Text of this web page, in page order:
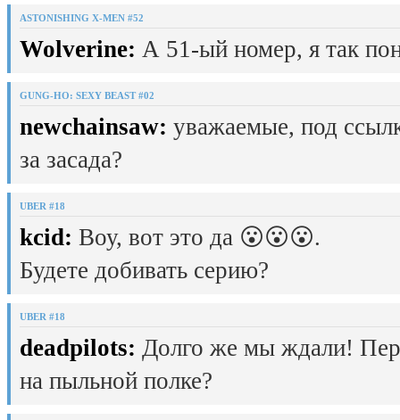
ASTONISHING X-MEN #52
Wolverine: А 51-ый номер, я так
GUNG-HO: SEXY BEAST #02
newchainsaw: уважаемые, под
за засада?
UBER #18
kcid: Воу, вот это да 😮😮😮.
Будете добивать серию?
UBER #18
deadpilots: Долго же мы ждали!
на пыльной полке?